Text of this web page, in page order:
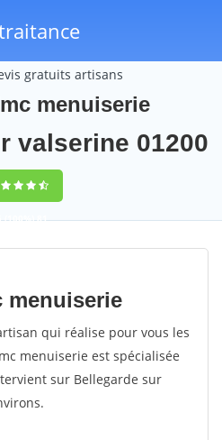
gratuits artisans
menuiserie
valserine 01200
(100%)81
votes
menuiserie
qui réalise pour vous les
menuiserie est spécialisée
sur Bellegarde sur